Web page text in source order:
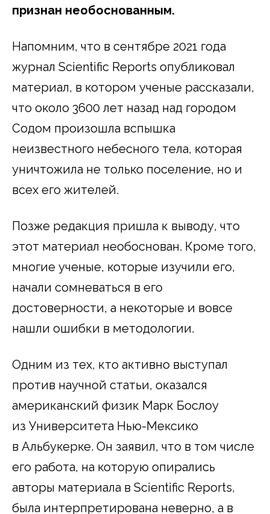
признан необоснованным.
Напомним, что в сентябре 2021 года
журнал Scientific Reports опубликовал
материал, в котором ученые рассказали,
что около 3600 лет назад над городом
Содом произошла вспышка
неизвестного небесного тела, которая
уничтожила не только поселение, но и
всех его жителей.
Позже редакция пришла к выводу, что
этот материал необоснован. Кроме того,
многие ученые, которые изучили его,
начали сомневаться в его
достоверности, а некоторые и вовсе
нашли ошибки в методологии.
Одним из тех, кто активно выступал
против научной статьи, оказался
американский физик Марк Бослоу
из Университета Нью-Мексико
в Альбукерке. Он заявил, что в том числе
его работа, на которую опирались
авторы материала в Scientific Reports,
была интерпретирована неверно, а в